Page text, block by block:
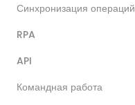
Синхронизация операций
RPA
API
Командная работа